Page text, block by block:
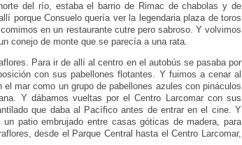
del río, estaba el barrio de Rimac de chabolas y de
porque Consuelo quería ver la legendaria plaza de toros
en un restaurante cutre pero sabroso. Y volvimos
conejo de monte que se parecía a una rata.
Para ir de allí al centro en el autobús se pasaba por
con sus pabellones flotantes. Y fuimos a cenar al
mar como un grupo de pabellones azules con pináculos
Y dábamos vueltas por el Centro Larcomar con sus
que daba al Pacífico antes de entrar en el cine. Y
patio embrujado entre casas góticas de madera, para
desde el Parque Central hasta el Centro Larcomar,